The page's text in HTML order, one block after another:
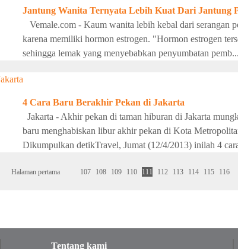
Jantung Wanita Ternyata Lebih Kuat Dari Jantung
Vemale.com - Kaum wanita lebih kebal dari serangan
karena memiliki hormon estrogen. "Hormon estrogen
sehingga lemak yang menyebabkan penyumbatan pemb...
4 Cara Baru Berakhir Pekan di Jakarta
Jakarta - Akhir pekan di taman hiburan di Jakarta
baru menghabiskan libur akhir pekan di Kota
Dikumpulkan detikTravel, Jumat (12/4/2013) inilah 4
Halaman pertama 107 108 109 110 111 112 113 114 115 116
Tentang kami